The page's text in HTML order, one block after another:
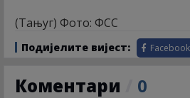
(Тањуг) Фото: ФСС
Подијелите вијест: Facebook
Коментари 0